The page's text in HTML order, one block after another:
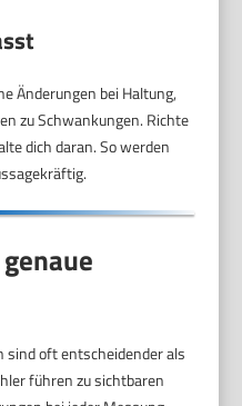
Änderungen bei Haltung,
zu Schwankungen. Richte
dich daran. So werden
sind oft entscheidender als
führen zu sichtbaren